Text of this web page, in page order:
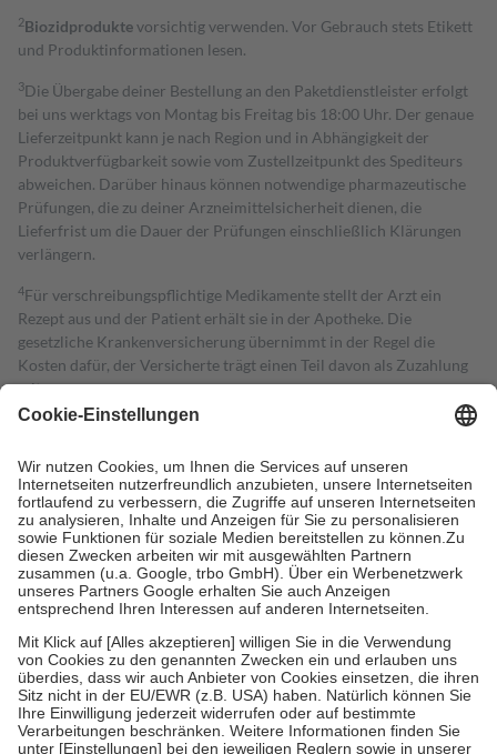
2Biozidproduktevorsichtig verwenden. Vor Gebrauch stets Etikett
und Produktinformationen lesen.
3Die Übergabe deiner Bestellung an den Paketdienstleister erfolgt
bei uns werktags von Montag bis Freitag bis 18:00 Uhr. Der genaue
Lieferzeitpunkt kann je nach Region und in Abhängigkeit der
Produktverfügbarkeit sowie vom Zustellzeitpunkt des Spediteurs
abweichen. Darüber hinaus können notwendige pharmazeutische
Prüfungen, die zu deiner Arzneimittelsicherheit dienen, die
Lieferfrist um die Dauer der Prüfungen einschließlich Klärungen
verlängern.
4Für verschreibungspflichtige Medikamente stellt der Arzt ein
Rezept aus und der Patient erhält sie in der Apotheke. Die
gesetzliche Krankenversicherung übernimmt in der Regel die
Kosten dafür, der Versicherte trägt einen Teil davon als Zuzahlung
mit.
Grundsätzlich leisten Mitglieder Zuzahlungen in Höhe von zehn
höchstens zehn Euro.
Es sind jedoch nie mehr als die tatsächlichen
Kosten der Leistung zu entrichten.
Diese Regeln gelten grundsätzlich auch für Online-Apotheken.
Bei Heilmitteln und häuslicher Krankenpflege beträgt die
Zuzahlung zehn Prozent der Kosten sowie zehn Euro je
Verordnung.
Um das Engagement der Versicherten für ihre eigene Gesundheit zu
stärken und die besondere Stellung der Familie zu unterstützen,
fallenkeine Zuzahlungenan bei:
• Kindern und Jugendlichen bis zum vollendeten 18. Lebensjahr
mit Ausnahme der Fahrkosten
• Untersuchungen zur Vorsorge und Früherkennung, die von der
GKV getragen werden